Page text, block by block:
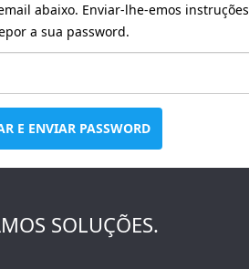
abaixo. Enviar-lhe-emos instruções
a sua password.
E ENVIAR PASSWORD
SOLUÇÕES.